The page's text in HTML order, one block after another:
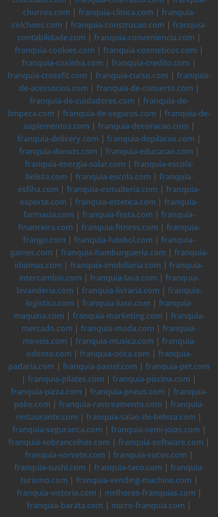
churros.com | franquia-clinica.com | franquia-
colchoes.com | franquia-construcao.com | franquia-
contabilidade.com | franquia-conveniencia.com |
franquia-cookies.com | franquia-cosmeticos.com |
franquia-coxinha.com | franquia-credito.com |
franquia-crossfit.com | franquia-curso.com | franquia-
de-acessorios.com | franquia-de-conserto.com |
franquia-de-cuidadores.com | franquia-de-
limpeza.com | franquia-de-seguros.com | franquia-de-
suplementos.com | franquia-decoracao.com |
franquia-delivery.com | franquia-depilacao.com |
franquia-donuts.com | franquia-educacao.com |
franquia-energia-solar.com | franquia-escola-
beleza.com | franquia-escola.com | franquia-
esfiha.com | franquia-esmalteria.com | franquia-
esporte.com | franquia-estetica.com | franquia-
farmacia.com | franquia-festa.com | franquia-
financeira.com | franquia-fitness.com | franquia-
frango.com | franquia-futebol.com | franquia-
games.com | franquia-hamburgueria.com | franquia-
idiomas.com | franquia-imobiliaria.com | franquia-
intercambio.com | franquia-lava.com | franquia-
lavanderia.com | franquia-livraria.com | franquia-
logistica.com | franquia-luxo.com | franquia-
maquina.com | franquia-marketing.com | franquia-
mercado.com | franquia-moda.com | franquia-
moveis.com | franquia-musica.com | franquia-
odonto.com | franquia-otica.com | franquia-
padaria.com | franquia-pastel.com | franquia-pet.com
| franquia-pilates.com | franquia-piscina.com |
franquia-pizza.com | franquia-pneus.com | franquia-
poke.com | franquia-rastreamento.com | franquia-
restaurante.com | franquia-salao-de-beleza.com |
franquia-seguranca.com | franquia-semi-joias.com |
franquia-sobrancelhas.com | franquia-software.com |
franquia-sorvete.com | franquia-sucos.com |
franquia-sushi.com | franquia-taco.com | franquia-
turismo.com | franquia-vending-machine.com |
franquia-vistoria.com | melhores-franquias.com |
franquia-barata.com | micro-franquia.com |